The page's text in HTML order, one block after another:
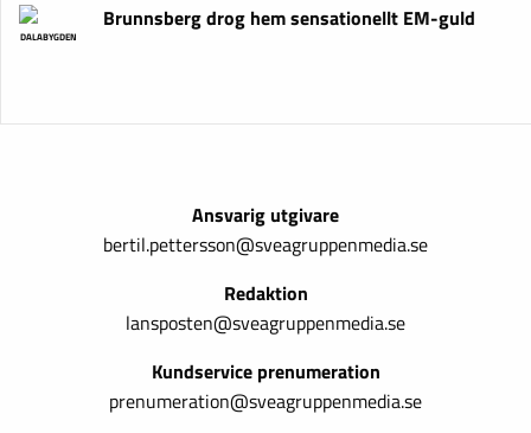
DALABYGDEN
Brunnsberg drog hem sensationellt EM-guld
Ansvarig utgivare
bertil.pettersson@sveagruppenmedia.se
Redaktion
lansposten@sveagruppenmedia.se
Kundservice prenumeration
prenumeration@sveagruppenmedia.se